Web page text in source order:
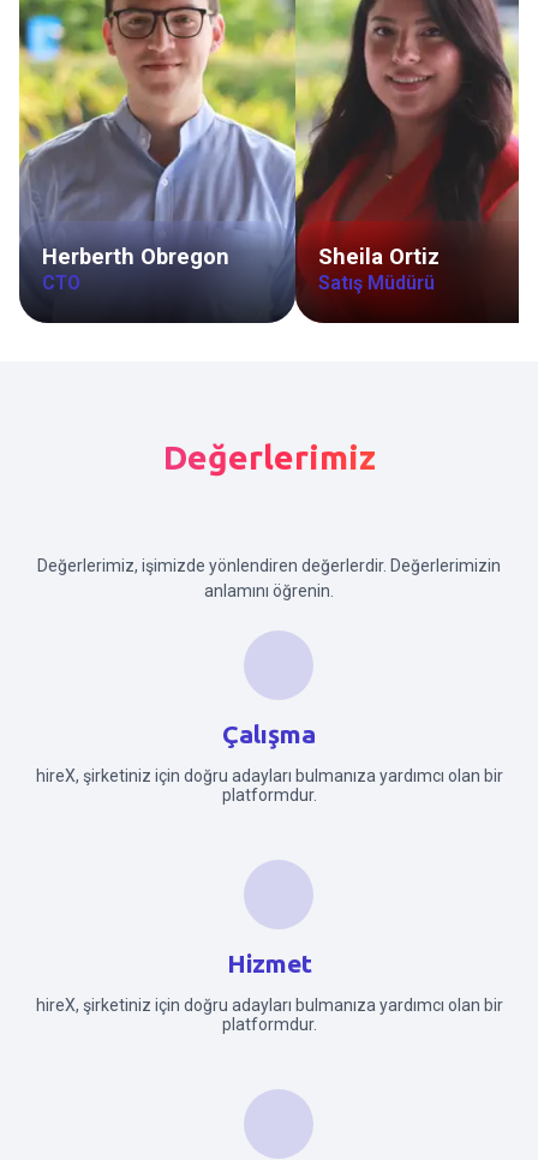
Herberth Obregon
CTO
Sheila Ortiz
Satış Müdürü
Değerlerimiz
Değerlerimiz, işimizde yönlendiren değerlerdir. Değerlerimizin
anlamını öğrenin.
Çalışma
hireX, şirketiniz için doğru adayları bulmanıza yardımcı olan bir
platformdur.
Hizmet
hireX, şirketiniz için doğru adayları bulmanıza yardımcı olan bir
platformdur.